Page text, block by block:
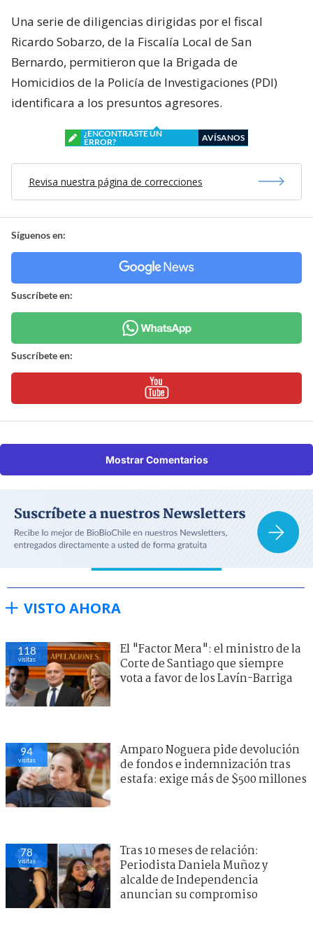
Una serie de diligencias dirigidas por el fiscal
Ricardo Sobarzo, de la Fiscalía Local de San
Bernardo, permitieron que la Brigada de
Homicidios de la Policía de Investigaciones (PDI)
identificara a los presuntos agresores.
¿ENCONTRASTE UN
ERROR?
AVÍSANOS
Revisa nuestra página de correcciones
Síguenos en:
Suscríbete en:
Suscríbete en:
Mostrar Comentarios
VISTO AHORA
118
visitas
El "Factor Mera": el ministro de la
Corte de Santiago que siempre
vota a favor de los Lavín-Barriga
94
visitas
Amparo Noguera pide devolución
de fondos e indemnización tras
estafa: exige más de $500 millones
78
visitas
Tras 10 meses de relación:
Periodista Daniela Muñoz y
alcalde de Independencia
anuncian su compromiso